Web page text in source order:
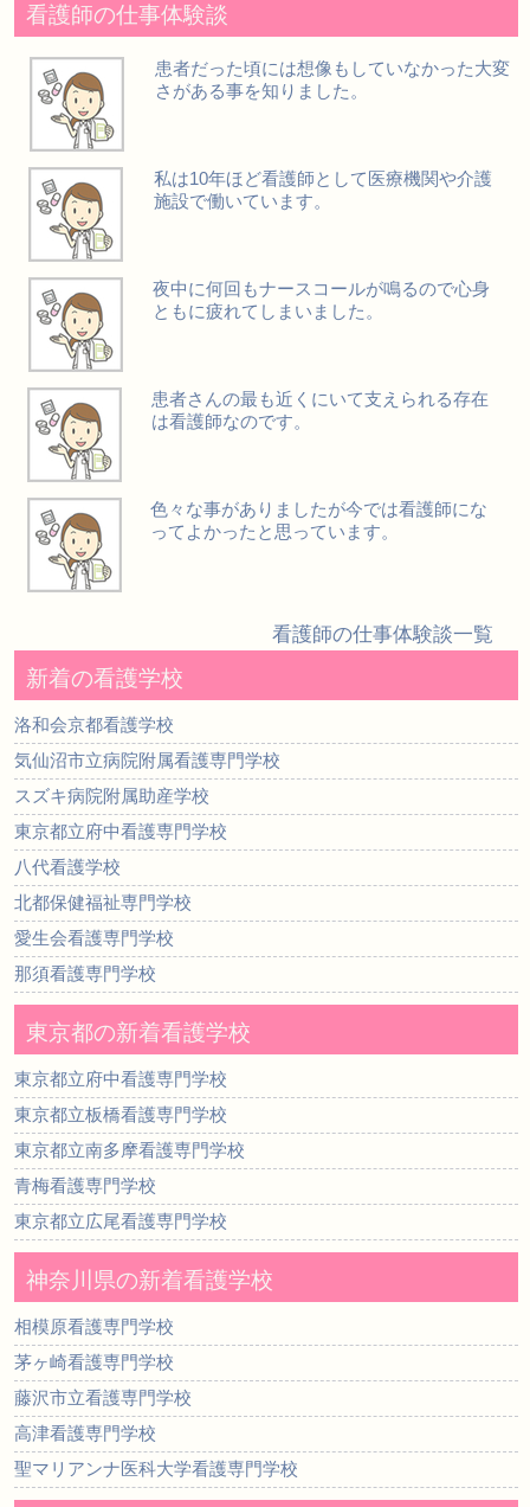
看護師の仕事体験談
患者だった頃には想像もしていなかった大変
さがある事を知りました。
私は10年ほど看護師として医療機関や介護
施設で働いています。
夜中に何回もナースコールが鳴るので心身
ともに疲れてしまいました。
患者さんの最も近くにいて支えられる存在
は看護師なのです。
色々な事がありましたが今では看護師にな
ってよかったと思っています。
看護師の仕事体験談一覧
新着の看護学校
洛和会京都看護学校
気仙沼市立病院附属看護専門学校
スズキ病院附属助産学校
東京都立府中看護専門学校
八代看護学校
北都保健福祉専門学校
愛生会看護専門学校
那須看護専門学校
東京都の新着看護学校
東京都立府中看護専門学校
東京都立板橋看護専門学校
東京都立南多摩看護専門学校
青梅看護専門学校
東京都立広尾看護専門学校
神奈川県の新着看護学校
相模原看護専門学校
茅ヶ崎看護専門学校
藤沢市立看護専門学校
高津看護専門学校
聖マリアンナ医科大学看護専門学校